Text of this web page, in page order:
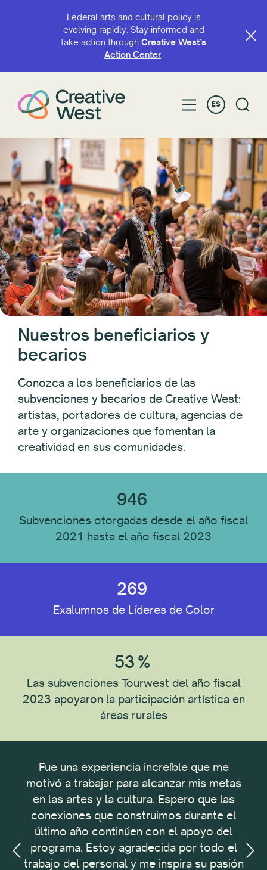
Federal arts and cultural policy is
evolving rapidly. Stay informed and
take action through Creative West’s
Action Center.
ES
Nuestros beneficiarios y
becarios
Conozca a los beneficiarios de las
subvenciones y becarios de Creative West:
artistas, portadores de cultura, agencias de
arte y organizaciones que fomentan la
creatividad en sus comunidades.
946
Subvenciones otorgadas desde el año fiscal
2021 hasta el año fiscal 2023
269
Exalumnos de Líderes de Color
53 %
Las subvenciones Tourwest del año fiscal
2023 apoyaron la participación artística en
áreas rurales
Fue una experiencia increíble que me
motivó a trabajar para alcanzar mis metas
en las artes y la cultura. Espero que las
conexiones que construimos durante el
último año continúen con el apoyo del
programa. Estoy agradecida por todo el
trabajo del personal y me inspira su pasión
BUSCAR POR NOMBRE O PALABRA CLAVE
FILTRAR POR
Subvención
Compañerismo
Año
Tipo de destinatario
Destinatario Ubicación
Disciplina del destinatario
Tipo de institución